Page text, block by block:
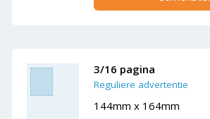
3/16 pagina
Reguliere advertentie
144mm x 164mm